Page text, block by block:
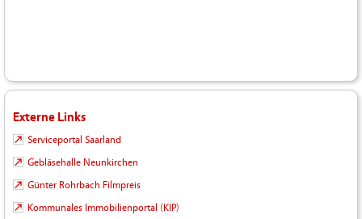
Externe Links
Serviceportal Saarland
Gebläsehalle Neunkirchen
Günter Rohrbach Filmpreis
Kommunales Immobilienportal (KIP)